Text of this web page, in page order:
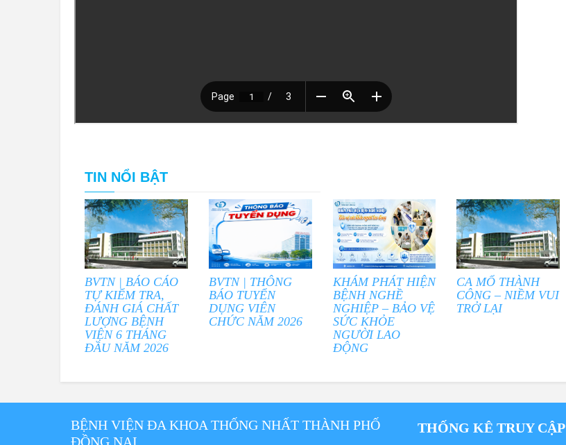
TIN NỔI BẬT
BVTN | BÁO CÁO
TỰ KIỂM TRA,
ĐÁNH GIÁ CHẤT
LƯỢNG BỆNH
VIỆN 6 THÁNG
ĐẦU NĂM 2026
BVTN | THÔNG
BÁO TUYỂN
DỤNG VIÊN
CHỨC NĂM 2026
KHÁM PHÁT HIỆN
BỆNH NGHỀ
NGHIỆP – BẢO VỆ
SỨC KHỎE
NGƯỜI LAO
ĐỘNG
CA MỔ THÀNH
CÔNG – NIỀM VUI
TRỞ LẠI
BỆNH VIỆN ĐA KHOA THỐNG NHẤT THÀNH PHỐ
ĐỒNG NAI
THỐNG KÊ TRUY CẬP